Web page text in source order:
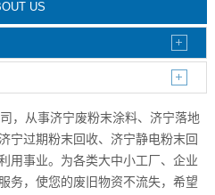
US
，从事济宁废粉末涂料、济宁落地
宁过期粉末回收、济宁静电粉末回
用事业。为各类大中小工厂、企业
务，使您的废旧物资不流失，希望